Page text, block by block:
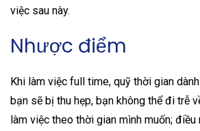
việc sau này.
Nhược điểm
Khi làm việc full time, quỹ thời gian
bạn sẽ bị thu hẹp, bạn không thể đi trễ
làm việc theo thời gian mình muốn;